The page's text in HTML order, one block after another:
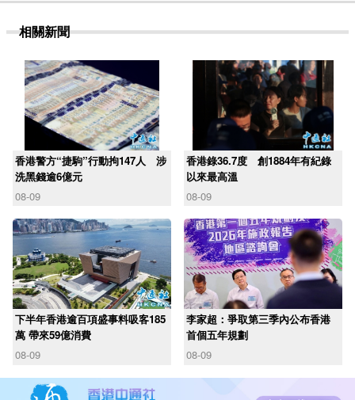
相關新聞
香港警方“捷駒”行動拘147人 涉
洗黑錢逾6億元
08-09
香港錄36.7度 創1884年有紀錄
以來最高溫
08-09
下半年香港逾百項盛事料吸客185
萬 帶來59億消費
08-09
李家超：爭取第三季內公布香港
首個五年規劃
08-09